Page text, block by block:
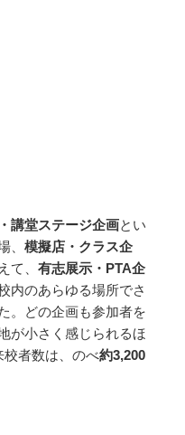
講堂ステージ企画とい
、 模擬店・クラス企
て、 有志展示・PTA企
内のあらゆる場所でさ
。どの企画も参加者を
が小さく感じられるほ
校者数は、のべ約3,200